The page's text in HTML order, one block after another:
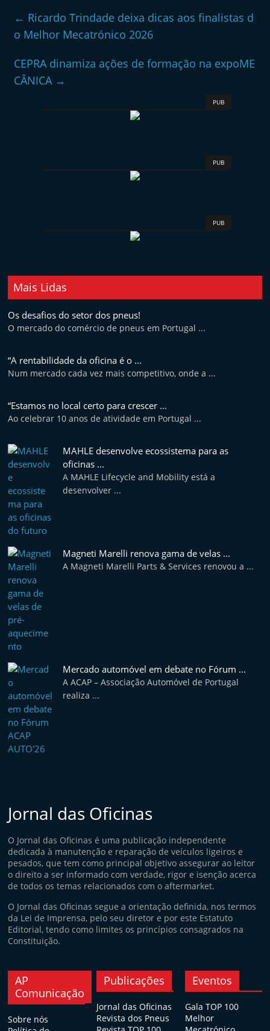
← Ricardo Trindade deixa dicas aos finalistas d
o Melhor Mecatrónico 2026
CEPRA dinamiza ações de formação na expoME
CÂNICA →
PUB
PUB
PUB
Mais Lidas
Os desafios do setor dos pneus!
O mercado do comércio de pneus em Portugal ...
“A rentabilidade da oficina é o ...
Num mercado cada vez mais competitivo, onde a ...
“Estamos no local certo para crescer ...
Ao celebrar 10 anos de atividade em Portugal ...
MAHLE desenvolve ecossistema para as
oficinas ...
A MAHLE Lifecycle and Mobility está a
desenvolver ...
Magneti Marelli renova gama de velas ...
A Magneti Marelli Parts & Services renovou a ...
Mercado automóvel em debate no Fórum ...
A ACAP – Associação Automóvel de Portugal
realiza ...
Jornal das Oficinas
O Jornal das Oficinas é uma publicação independente
dedicada à manutenção e reparação de veículos ligeiros e
pesados, que tem como principal objetivo assegurar ao leitor
o direito a ser informado com verdade, rigor e isenção acerca
de todos os temas relacionados com o aftermarket.
O Jornal das Oficinas segue a orientação definida, nos termos
da Lei de Imprensa, pelo seu diretor e por este Estatuto
Editorial, tendo como limites os princípios consagrados na
Constituição.
AP
Comunicação
Sobre nós
Publicações
Jornal das Oficinas
Revista dos Pneus
Eventos
Gala TOP 100
Melhor